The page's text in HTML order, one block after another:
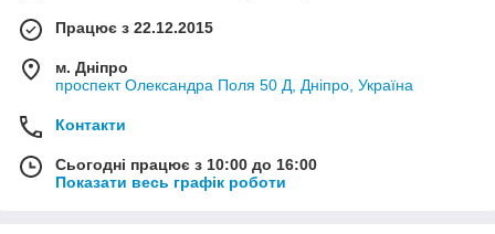
Працює з 22.12.2015
м. Дніпро
проспект Олександра Поля 50 Д, Дніпро, Україна
Контакти
Сьогодні працює з 10:00 до 16:00
Показати весь графік роботи